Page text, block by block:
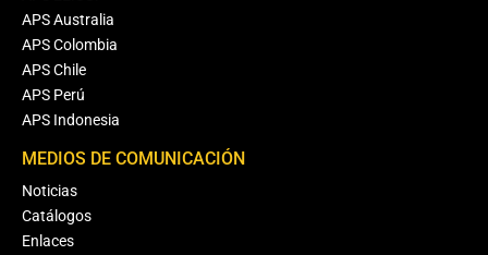
APS Australia
APS Colombia
APS Chile
APS Perú
APS Indonesia
MEDIOS DE COMUNICACIÓN
Noticias
Catálogos
Enlaces